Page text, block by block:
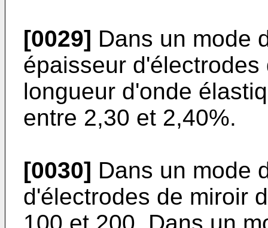
[0029] Dans un mode
épaisseur
longueur d'onde
entre 2,30 et 2,40%.
[0030] Dans un mode
d'électrodes de miroir